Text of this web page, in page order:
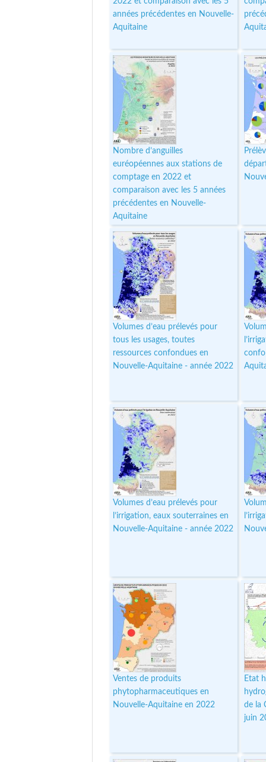
années précédentes en Nouvelle-
Aquitaine
Nombre d’anguilles
euréopéennes aux stations de
comptage en 2022 et
comparaison avec les 5 années
précédentes en Nouvelle-
Aquitaine
Volumes d’eau prélevés pour
tous les usages, toutes
ressources confondues en
Nouvelle-Aquitaine - année 2022
Volumes d’eau prélevés pour
l’irrigation, eaux souterraines en
Nouvelle-Aquitaine - année 2022
Ventes de produits
phytopharmaceutiques en
Nouvelle-Aquitaine en 2022
Etat
de la
juin